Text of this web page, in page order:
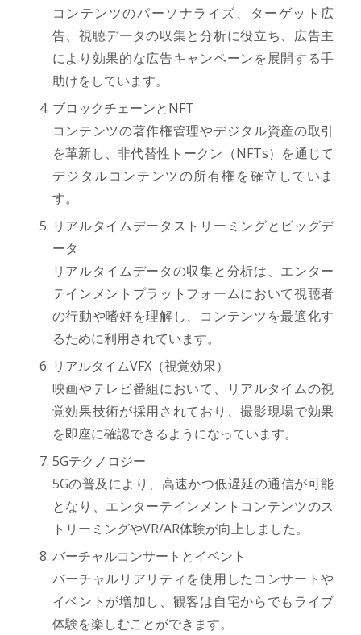
コンテンツのパーソナライズ、ターゲット広
告、視聴データの収集と分析に役立ち、広告主
により効果的な広告キャンペーンを展開する手
助けをしています。
ブロックチェーンとNFT
コンテンツの著作権管理やデジタル資産の取引
を革新し、非代替性トークン（NFTs）を通じて
デジタルコンテンツの所有権を確立していま
す。
リアルタイムデータストリーミングとビッグデ
ータ
リアルタイムデータの収集と分析は、エンター
テインメントプラットフォームにおいて視聴者
の行動や嗜好を理解し、コンテンツを最適化す
るために利用されています。
リアルタイムVFX（視覚効果）
映画やテレビ番組において、リアルタイムの視
覚効果技術が採用されており、撮影現場で効果
を即座に確認できるようになっています。
5Gテクノロジー
5Gの普及により、高速かつ低遅延の通信が可能
となり、エンターテインメントコンテンツのス
トリーミングやVR/AR体験が向上しました。
バーチャルコンサートとイベント
バーチャルリアリティを使用したコンサートや
イベントが増加し、観客は自宅からでもライブ
体験を楽しむことができます。